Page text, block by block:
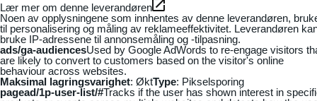
Lær mer om denne leverandøren
Noen av opplysningene som innhentes av denne leverandøren,
til personalisering og måling av reklameeffektivitet. Leverandøren
bruke IP-adressene til annonsemåling og -tilpasning.
ads/ga-audiencesUsed by Google AdWords to re-engage visitors
are likely to convert to customers based on the visitor's online
behaviour across websites.
Maksimal lagringsvarighet: ØktType: Pikselsporing
pagead/1p-user-list/#Tracks if the user has shown interest in